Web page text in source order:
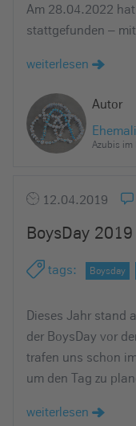
Am 28.04.2022
stattgefunden –
weiterlesen
Autor
Azubis im
12.04.2019
BoysDay 2019
tags: Boysday
Dieses Jahr stand
der BoysDay vor
trafen uns schon
um den Tag zu
weiterlesen